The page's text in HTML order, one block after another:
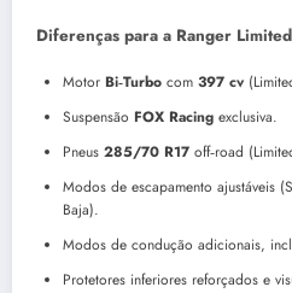
Diferenças para a Ranger
Motor Bi‑Turbo com 397 cv
Suspensão FOX Racing exclusiva.
Pneus 285/70 R17 off‑road
Modos de escapamento ajustáveis
Baja).
Modos de condução adicionais,
Protetores inferiores reforçados e